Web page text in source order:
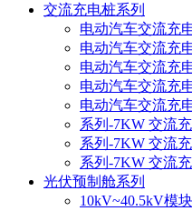
交流充电桩系列
电动汽车交流充
电动汽车交流充
电动汽车交流充
电动汽车交流充
电动汽车交流充
系列-7KW 交流
系列-7KW 交流
系列-7KW 交流
光伏预制舱系列
10kV~40.5kV模